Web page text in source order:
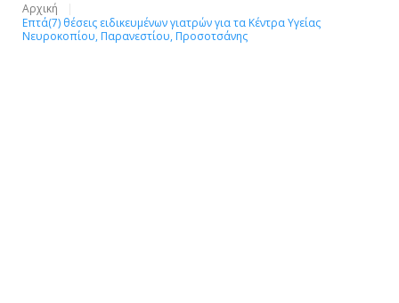
Αρχική
Επτά(7) θέσεις ειδικευμένων γιατρών για τα Κέντρα Υγείας
Νευροκοπίου, Παρανεστίου, Προσοτσάνης